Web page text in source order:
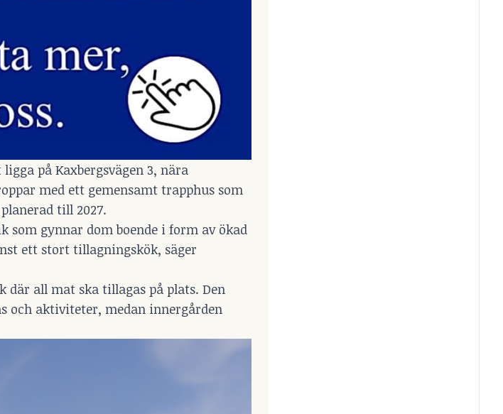
på Kaxbergsvägen 3, nära
med ett gemensamt trapphus som
till 2027.
som gynnar dom boende i form av ökad
ett stort tillagningskök, säger
där all mat ska tillagas på plats. Den
och aktiviteter, medan innergården